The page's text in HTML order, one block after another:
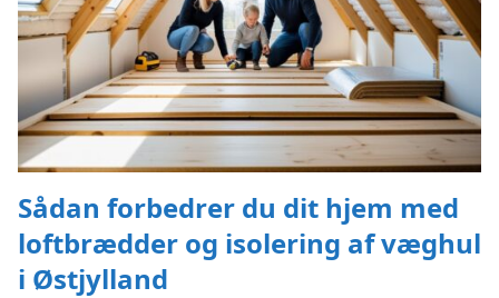
Sådan forbedrer du dit hjem med
loftbrædder og isolering af væghul
i Østjylland